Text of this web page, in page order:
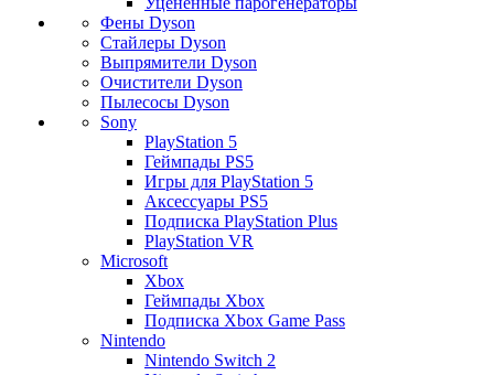
Фены Dyson
Стайлеры Dyson
Выпрямители Dyson
Очистители Dyson
Пылесосы Dyson
Sony
PlayStation 5
Геймпады PS5
Игры для PlayStation 5
Аксессуары PS5
Подписка PlayStation Plus
PlayStation VR
Microsoft
Xbox
Геймпады Xbox
Подписка Xbox Game Pass
Nintendo
Nintendo Switch 2